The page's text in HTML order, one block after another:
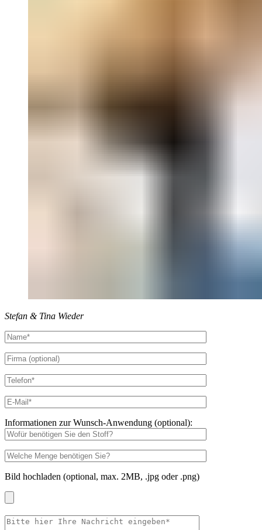
Stefan & Tina Wieder
Informationen zur Wunsch-Anwendung (optional):
Bild hochladen (optional, max. 2MB, .jpg oder .png)